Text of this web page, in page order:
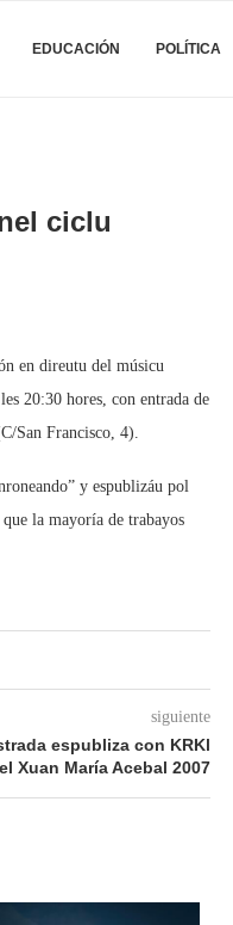
EDUCACIÓN POLÍTICA
ciclu
en direutu del músicu
20:30 hores, con entrada de
San Francisco, 4).
y espublizáu pol
la mayoría de trabayos
siguiente
espubliza con KRKl
Xuan María Acebal 2007